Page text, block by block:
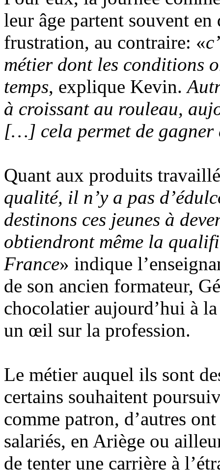
leur âge partent souvent
frustration, au contraire: «
métier dont les conditions
temps, explique Kevin.
à croissant au rouleau,
[…] cela permet de gagner
Quant aux produits
qualité, il n’y a pas
destinons ces jeunes à
obtiendront même la
France» indique
de son ancien formateur,
chocolatier aujourd’hui à
un œil sur la profession.
Le métier auquel ils sont
certains souhaitent
comme patron, d’autres
salariés, en Ariège ou
de tenter une carrière à